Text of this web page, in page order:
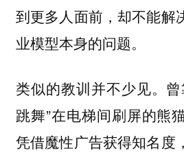
到更多人面前，却不能解
业模型本身的问题。
类似的教训并不少见。
跳舞”在电梯间刷屏的熊
凭借魔性广告获得知名度